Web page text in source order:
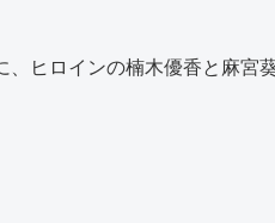
ヒロインの楠木優香と麻宮